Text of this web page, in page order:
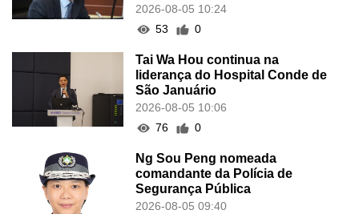
2026-08-05 10:24
53
0
Tai Wa Hou continua na
liderança do Hospital Conde de
São Januário
2026-08-05 10:06
76
0
Ng Sou Peng nomeada
comandante da Polícia de
Segurança Pública
2026-08-05 09:40